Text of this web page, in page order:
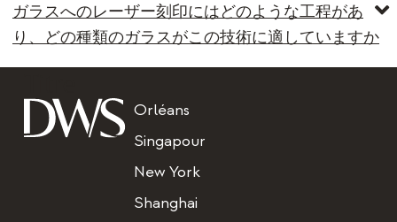
ガラスへのレーザー刻印にはどのような工程があ
り、どの種類のガラスがこの技術に適していますか
Orléans
Singapour
New York
Shanghai